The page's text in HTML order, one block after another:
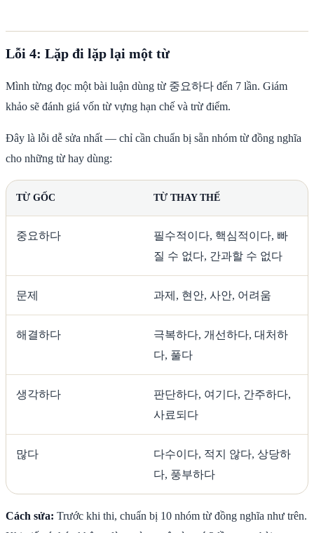
Lỗi 4: Lặp đi lặp lại một từ
Mình từng đọc một bài luận dùng từ 중요하다 đến 7 lần. Giám
khảo sẽ đánh giá vốn từ vựng hạn chế và trừ điểm.
Đây là lỗi dễ sửa nhất — chỉ cần chuẩn bị sẵn nhóm từ đồng nghĩa
cho những từ hay dùng:
TỪ GỐC TỪ THAY THẾ
중요하다
필수적이다, 핵심적이다, 빠
질 수 없다, 간과할 수 없다
문제 과제, 현안, 사안, 어려움
해결하다
극복하다, 개선하다, 대처하
다, 풀다
생각하다
판단하다, 여기다, 간주하다,
사료되다
많다
다수이다, 적지 않다, 상당하
다, 풍부하다
Cách sửa: Trước khi thi, chuẩn bị 10 nhóm từ đồng nghĩa như trên.